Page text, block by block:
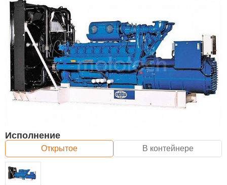
Исполнение
Открытое В контейнере